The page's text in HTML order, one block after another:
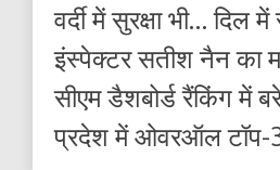
वर्दी में सुरक्षा भी… दिल
इंस्पेक्टर सतीश नैन का
सीएम डैशबोर्ड रैंकिंग में
प्रदेश में ओवरऑल टॉप-